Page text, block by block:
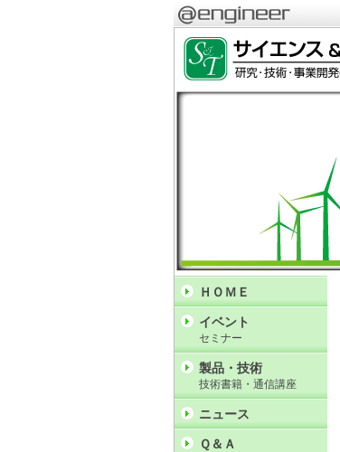
ＨＯＭＥ
イベント
セミナー
製品・技術
技術書籍・通信講座
ニュース
Ｑ＆Ａ